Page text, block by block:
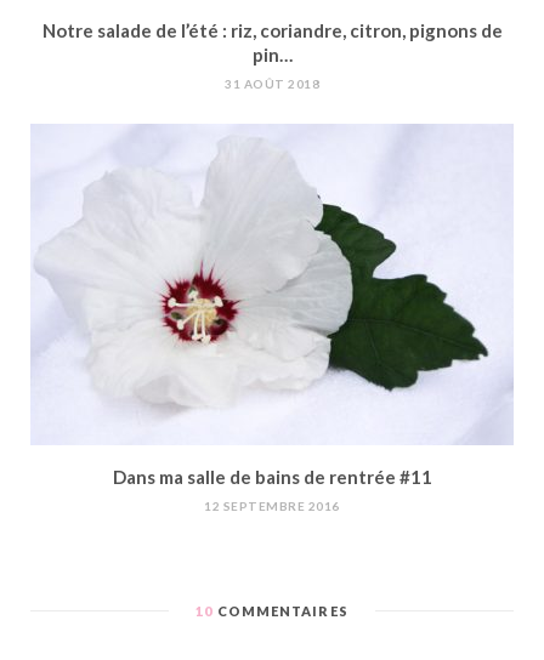
Notre salade de l’été : riz, coriandre, citron, pignons de
pin…
31 AOÛT 2018
Dans ma salle de bains de rentrée #11
12 SEPTEMBRE 2016
10 COMMENTAIRES